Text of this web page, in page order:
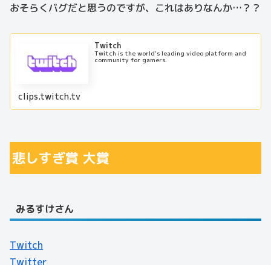
おそらくバグだと思うのですが、これはありなんか…？？
Twitch
Twitch is the world's leading video platform and
community for gamers.
clips.twitch.tv
悲しすぎ賞 大賞
みるすけさん
Twitch
Twitter